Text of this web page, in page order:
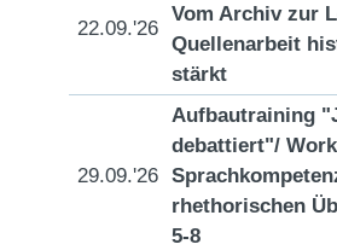
22.09.'26
Vom Archiv zur
Quellenarbeit
stärkt
29.09.'26
Aufbautraining
debattiert"/
rhethorischen
5-8